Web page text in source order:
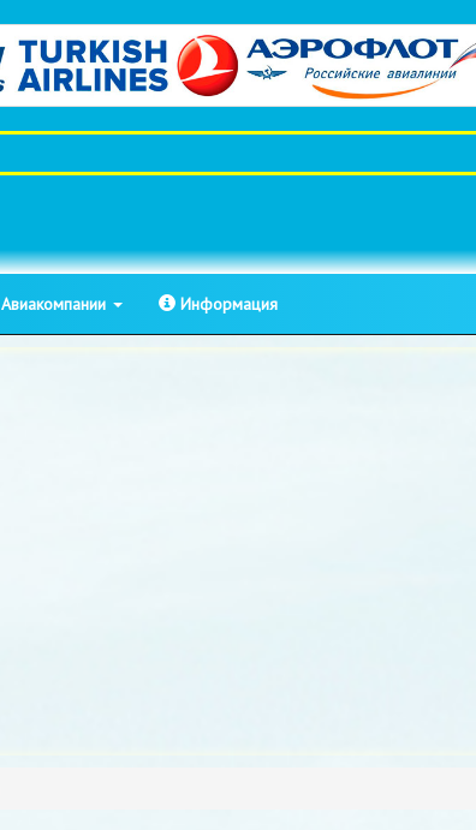
Авиакомпании Информация